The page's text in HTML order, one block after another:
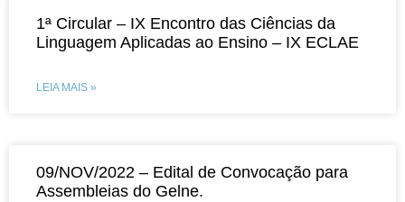
1ª Circular – IX Encontro das Ciências da
Linguagem Aplicadas ao Ensino – IX ECLAE
LEIA MAIS »
09/NOV/2022 – Edital de Convocação para
Assembleias do Gelne.